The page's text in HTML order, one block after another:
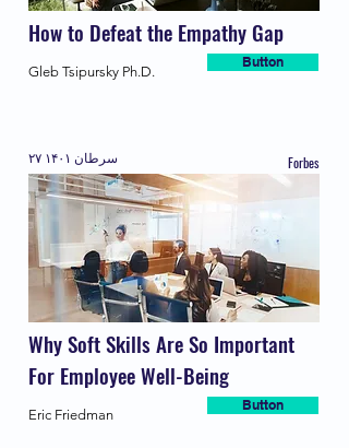
How to Defeat the Empathy Gap
Button
Gleb Tsipursky Ph.D.
۲۷ سرطان ۱۴۰۱ Forbes
Why Soft Skills Are So Important
For Employee Well-Being
Button
Eric Friedman